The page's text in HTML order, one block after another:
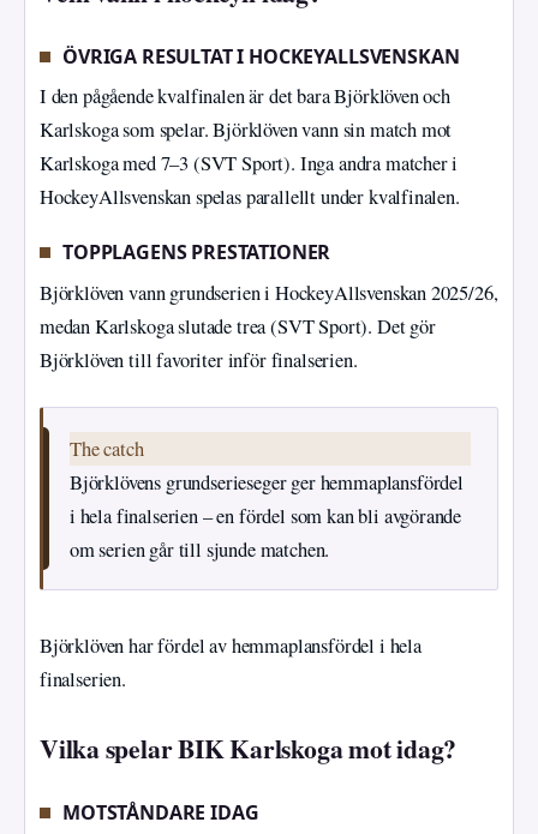
ÖVRIGA RESULTAT I HOCKEYALLSVENSKAN
I den pågående kvalfinalen är det bara Björklöven och
Karlskoga som spelar. Björklöven vann sin match mot
Karlskoga med 7–3 (SVT Sport). Inga andra matcher i
HockeyAllsvenskan spelas parallellt under kvalfinalen.
TOPPLAGENS PRESTATIONER
Björklöven vann grundserien i HockeyAllsvenskan 2025/26,
medan Karlskoga slutade trea (SVT Sport). Det gör
Björklöven till favoriter inför finalserien.
The catch
Björklövens grundserieseger ger hemmaplansfördel
i hela finalserien – en fördel som kan bli avgörande
om serien går till sjunde matchen.
Björklöven har fördel av hemmaplansfördel i hela
finalserien.
Vilka spelar BIK Karlskoga mot idag?
MOTSTÅNDARE IDAG